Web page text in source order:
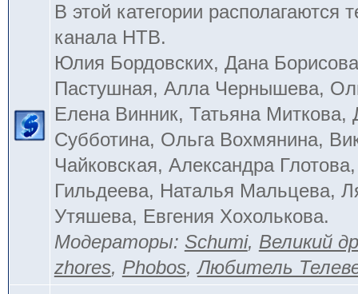
В этой категории располагаются
канала НТВ.
Юлия Бордовских, Дана
Пастушная, Алла Чернышева,
Елена Винник, Татьяна Миткова,
Субботина, Ольга Вохмянина,
Чайковская, Александра
Гильдеева, Наталья Мальцева,
Утяшева, Евгения Хохолькова.
Модераторы: Schumi, Великий
zhores, Phobos,Любитель